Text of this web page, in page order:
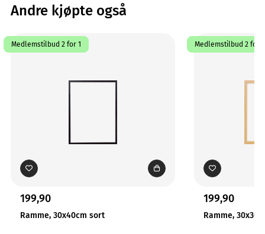
Andre kjøpte også
Medlemstilbud 2 for 1
199,90
Ramme, 30x40cm sort
Medlemstilbud 2 for 1
199,90
Ramme,